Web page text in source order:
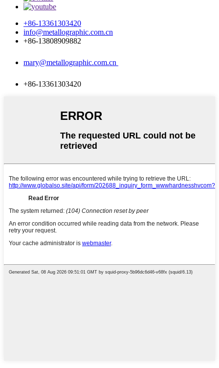
+86-13361303420
info@metallographic.com.cn
+86-13808909882
mary@metallographic.com.cn
+86-13361303420